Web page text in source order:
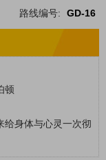
路线编号: GD-16
顿
身体与心灵一次彻